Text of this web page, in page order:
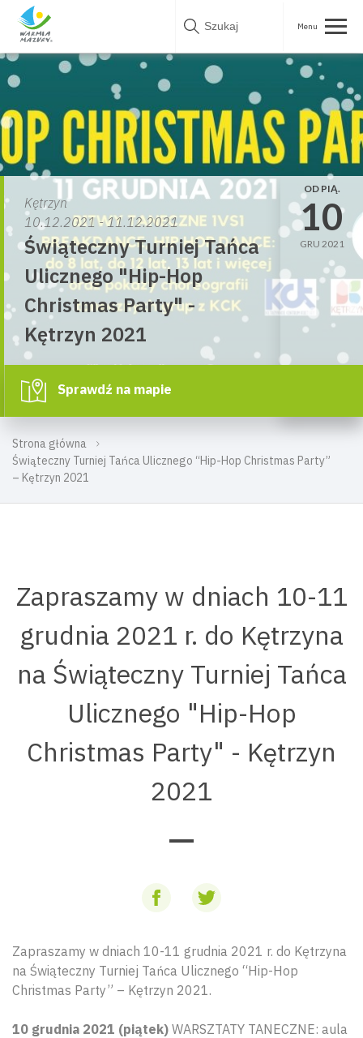
Skip
Strona główna
Świąteczny Turniej Tańca Ulicznego “Hip-Hop Christmas Party”
– Kętrzyn 2021
Kętrzyn
10.12.2021 - 11.12.2021
Świąteczny Turniej Tańca
Ulicznego "Hip-Hop
Christmas Party" -
Kętrzyn 2021
OD PIĄ.
10
GRU 2021
Sprawdź na mapie
Zapraszamy w dniach 10-11
grudnia 2021 r. do Kętrzyna
na Świąteczny Turniej Tańca
Ulicznego "Hip-Hop
Christmas Party" - Kętrzyn
2021
Zapraszamy w dniach 10-11 grudnia 2021 r. do Kętrzyna
na Świąteczny Turniej Tańca Ulicznego “Hip-Hop
Christmas Party” – Kętrzyn 2021.
10 grudnia 2021 (piątek) WARSZTATY TANECZNE: aula